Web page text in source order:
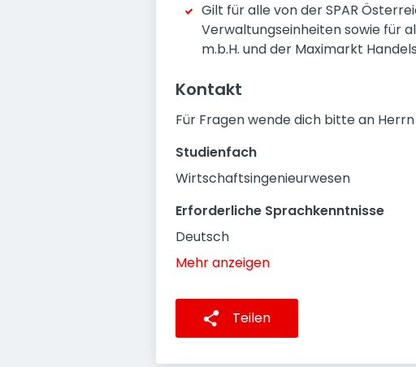
Gilt für alle von der SPAR
Verwaltungseinheiten sowie für
m.b.H. und der Maximarkt
Kontakt
Für Fragen wende dich bitte an Herrn
Studienfach
Wirtschaftsingenieurwesen
Erforderliche Sprachkenntnisse
Deutsch
Mehr anzeigen
Teilen